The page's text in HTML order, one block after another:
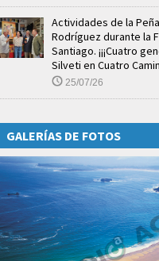
Actividades de la
Rodríguez durante la
Santiago. ¡¡¡Cuatro
Silveti en Cuatro
25/07/26
GALERÍAS DE FOTOS